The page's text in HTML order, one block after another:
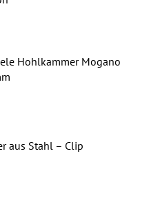
Hohlkammer Mogano
aus Stahl – Clip